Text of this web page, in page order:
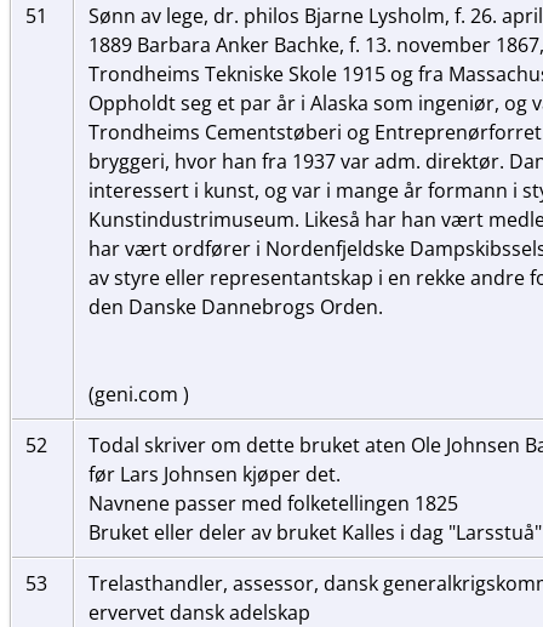
51
Sønn av lege, dr. philos Bjarne Lysholm, f. 26.
1889 Barbara Anker Bachke, f. 13. november
Trondheims Tekniske Skole 1915 og fra
Oppholdt seg et par år i Alaska som ingeniør, og
Trondheims Cementstøberi og
bryggeri, hvor han fra 1937 var adm. direktør.
interessert i kunst, og var i mange år formann i
Kunstindustrimuseum. Likeså har han vært
har vært ordfører i Nordenfjeldske
av styre eller representantskap i en rekke andre
den Danske Dannebrogs Orden.
(geni.com )
52
Todal skriver om dette bruket aten Ole Johnsen
før Lars Johnsen kjøper det.
Navnene passer med folketellingen 1825
Bruket eller deler av bruket Kalles i dag
53
Trelasthandler, assessor, dansk
ervervet dansk adelskap